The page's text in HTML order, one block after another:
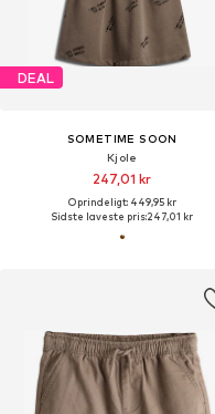
DEAL
SOMETIME SOON
Kjole
247,01 kr
Oprindeligt: 449,95 kr
Sidste laveste pris:247,01 kr